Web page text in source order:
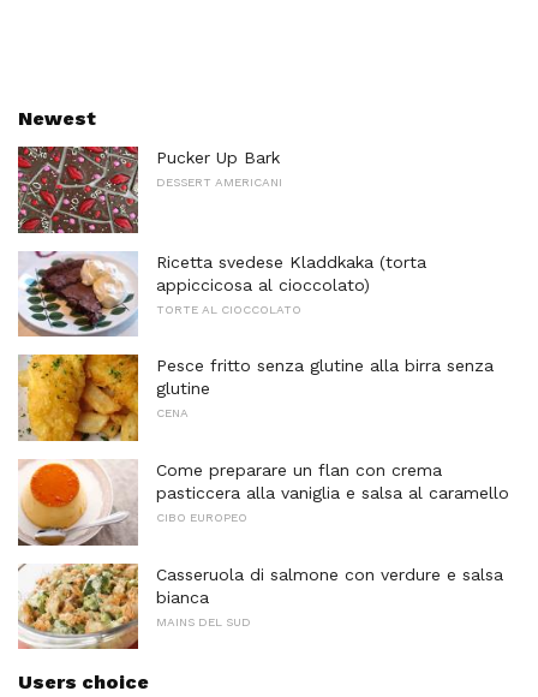
Newest
Pucker Up Bark
DESSERT AMERICANI
Ricetta svedese Kladdkaka (torta
appiccicosa al cioccolato)
TORTE AL CIOCCOLATO
Pesce fritto senza glutine alla birra senza
glutine
CENA
Come preparare un flan con crema
pasticcera alla vaniglia e salsa al caramello
CIBO EUROPEO
Casseruola di salmone con verdure e salsa
bianca
MAINS DEL SUD
Users choice